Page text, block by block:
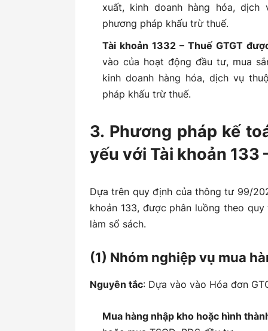
xuất, kinh doanh hàng hóa,
phương pháp khấu trừ thuế.
Tài khoản 1332 – Thuế GTGT
vào của hoạt động đầu tư, mua
kinh doanh hàng hóa, dịch vụ
pháp khấu trừ thuế.
3. Phương pháp kế
yếu với Tài khoản 133
Dựa trên quy định của thông tư 99/
khoản 133, được phân luồng theo
làm sổ sách.
(1) Nhóm nghiệp vụ mua
Nguyên tắc: Dựa vào vào Hóa đơn
Mua hàng nhập kho hoặc hình